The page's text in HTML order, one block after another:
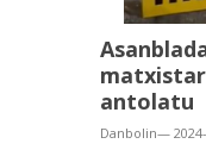
antolatu
Danbolin—